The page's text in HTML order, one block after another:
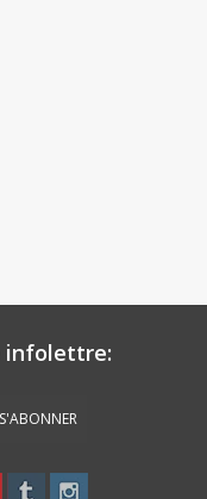
infolettre:
S'ABONNER